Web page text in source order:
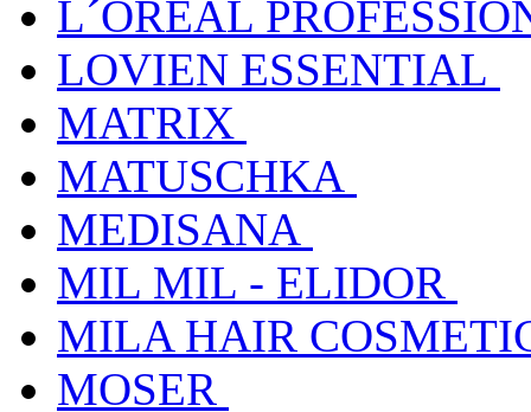
L´ORÉAL
LOVIEN ESSENTIAL
MATRIX
MATUSCHKA
MEDISANA
MIL MIL - ELIDOR
MILA HAIR
MOSER